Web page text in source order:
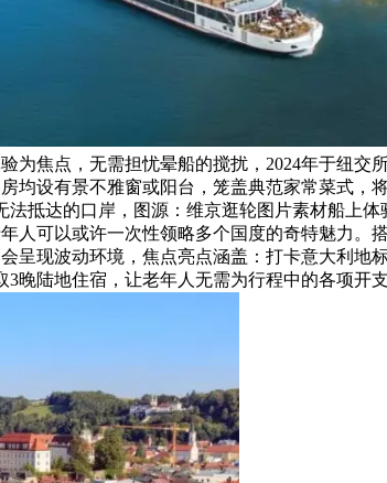
为焦点，无需担忧晕船的搅扰，2024年于纽
均设有景不雅窗或阳台，笼盖典范家常菜式
抵达的口岸，图源：维京逛轮图片素材船上
人可以或许一次性领略多个国度的奇特魅力
呈现波动环境，焦点亮点涵盖：打卡意大利地
晚陆地住宿，让老年人无需为行程中的各项